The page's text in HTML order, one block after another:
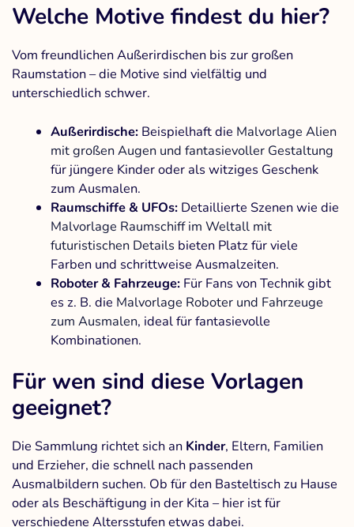
Welche Motive findest du hier?
Vom freundlichen Außerirdischen bis zur großen
Raumstation – die Motive sind vielfältig und
unterschiedlich schwer.
Außerirdische: Beispielhaft die Malvorlage Alien
mit großen Augen und fantasievoller Gestaltung
für jüngere Kinder oder als witziges Geschenk
zum Ausmalen.
Raumschiffe & UFOs: Detaillierte Szenen wie die
Malvorlage Raumschiff im Weltall mit
futuristischen Details bieten Platz für viele
Farben und schrittweise Ausmalzeiten.
Roboter & Fahrzeuge: Für Fans von Technik gibt
es z. B. die Malvorlage Roboter und Fahrzeuge
zum Ausmalen, ideal für fantasievolle
Kombinationen.
Für wen sind diese Vorlagen
geeignet?
Die Sammlung richtet sich an Kinder, Eltern, Familien
und Erzieher, die schnell nach passenden
Ausmalbildern suchen. Ob für den Basteltisch zu Hause
oder als Beschäftigung in der Kita – hier ist für
verschiedene Altersstufen etwas dabei.